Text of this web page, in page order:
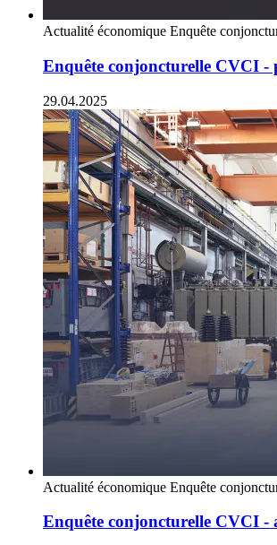
Actualité économique Enquête
Enquête conjoncturelle CVCI -
29.04.2025
Actualité économique Enquête
Enquête conjoncturelle CVCI -